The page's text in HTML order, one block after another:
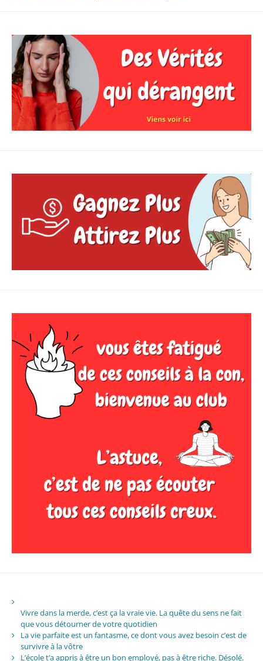
Vivre dans la merde, c’est ça la vraie vie. La quête du sens ne fait
que vous détourner de votre quotidien
La vie parfaite est un fantasme, ce dont vous avez besoin c’est de
survivre à la vôtre
L’école t’a appris à être un bon employé, pas à être riche. Désolé.